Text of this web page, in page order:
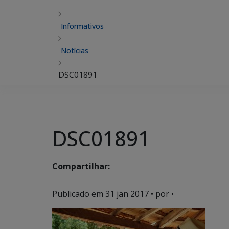
Informativos
Notícias
DSC01891
DSC01891
Compartilhar:
Publicado em 31 jan 2017 • por •